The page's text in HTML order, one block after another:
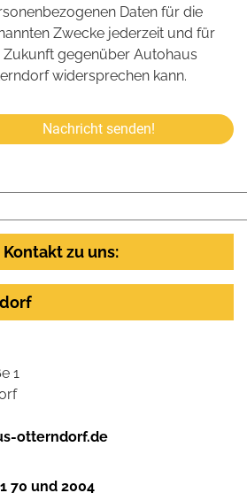
Daten für die
Zwecke jederzeit und für
Zukunft gegenüber Autohaus
widersprechen kann.
Nachricht senden!
Kontakt zu uns:
1
otterndorf.de
70 und 2004